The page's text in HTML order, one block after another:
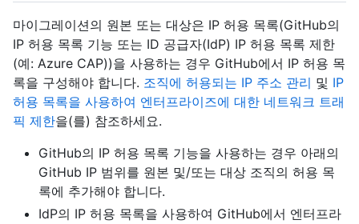
마이그레이션의 원본 또는 대상은 IP 허용 목록(GitHub의
IP 허용 목록 기능 또는 ID 공급자(IdP) IP 허용 목록 제한
(예: Azure CAP))을 사용하는 경우 GitHub에서 IP 허용 목
록을 구성해야 합니다. 조직에 허용되는 IP 주소 관리 및 IP
허용 목록을 사용하여 엔터프라이즈에 대한 네트워크 트래
픽 제한을(를) 참조하세요.
GitHub의 IP 허용 목록 기능을 사용하는 경우 아래의
GitHub IP 범위를 원본 및/또는 대상 조직의 허용 목
록에 추가해야 합니다.
IdP의 IP 허용 목록을 사용하여 GitHub에서 엔터프라